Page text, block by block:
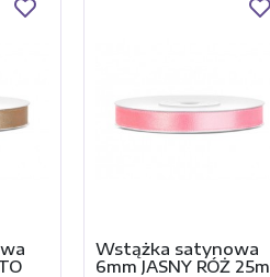
Wstążka satynowa
6mm JASNY RÓŻ 25m